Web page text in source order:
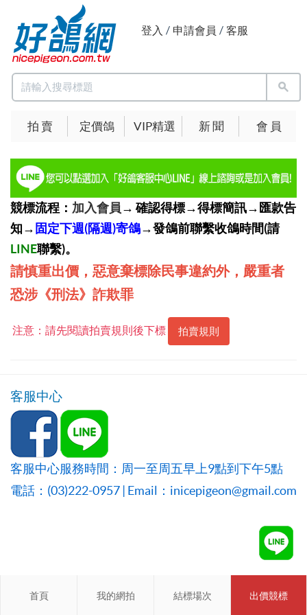
登入 / 申請會員 / 客服
拍 賣 定價鴿 VIP精選 新 聞 會 員
競標流程： 加入會員→ 確認得標→得標簡訊→匯款告
知→ 固定下週(隔週)寄鴿→發鴿前聯繫收鴿時間(請
LINE聯繫)。
請慎重出價，惡意棄標除民事違約外，嚴重者
恐涉《刑法》詐欺罪
注意：請先閱讀拍賣規則後下標 拍賣規則
首頁 我的網拍 結標場次 出價競標
客服中心
客服中心服務時間：周一至周五早上9點到下午5點
電話：(03)222-0957 | Email：inicepigeon@gmail.com
首頁 我的網拍 結標場次 會員登入